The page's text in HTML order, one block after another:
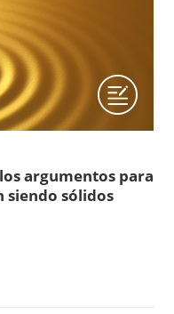
argumentos para
siendo sólidos